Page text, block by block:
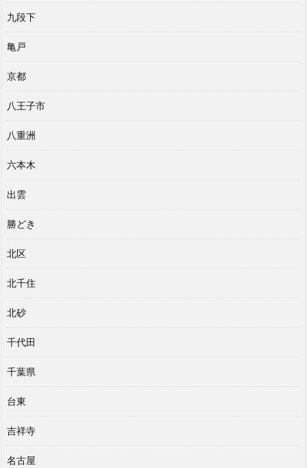
九段下
亀戸
京都
八王子市
八重洲
六本木
出雲
勝どき
北区
北千住
北砂
千代田
千葉県
台東
吉祥寺
名古屋